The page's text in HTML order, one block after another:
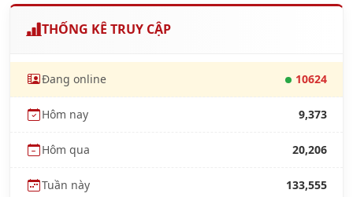
THỐNG KÊ TRUY CẬP
Đang online 10624
Hôm nay 9,373
Hôm qua 20,206
Tuần này 133,555